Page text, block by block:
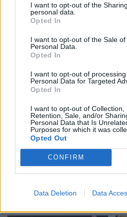
I want to opt-out of the
personal data.
Opted In
I want to opt-out of the Sale of
Personal Data.
Opted In
I want to opt-out of
Personal Data for Targeted
Opted In
I want to opt-out of Collection,
Retention, Sale, and/or
Personal Data that Is
Purposes for which it was
Opted Out
CONFIRM
Data Deletion Data
Shtuarmë24.04.2025 23:34
Tags:
Berisha
të Tiranës, arrestohet
Palasë